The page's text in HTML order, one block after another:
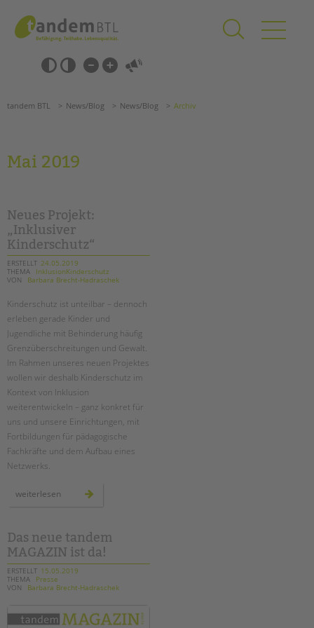
springen
Barrierefrei-
Einstellungen
überspringen
überspringen
Förderzentren
Kollegs
EFöB
Schulbezogene Sozialarbeit
Tagesgruppen
HILFEN ZUR ERZIEHUNG
EINGLIEDERUNGSHILFE
BETREUTES WOHNEN
TANDEM BTL AKADEMIE
Zertfikatskurse
Seminarkalender
Seminarräume
STADTTEILARBEIT
Bereiche im Überblick
Kinder- und Jugendschutz
Unsere Videos
schoolcoach BTL
Suchen
tandem BTL News/Blog News/Blog Archiv
Mai 2019
Neues Projekt:
„Inklusiver
Kinderschutz“
ERSTELLT 24.05.2019
THEMA
InklusionKinderschutz
VON
Barbara Brecht-Hadraschek
Kinderschutz ist unteilbar – dennoch
erleben gerade Kinder und
Jugendliche mit Behinderung häufig
Grenzüberschreitungen und Gewalt.
Im Rahmen unseres neuen Projektes
wollen wir deshalb Kinderschutz im
Kontext von Inklusion
weiterentwickeln – ganz konkret für
uns und unsere Einrichtungen, mit
Fortbildungen für pädagogische
Fachkräfte und dem Aufbau eines
Netzwerks.
weiterlesen
projekt:
Das neue tandem
MAGAZIN ist da!
ERSTELLT 15.05.2019
THEMA
Presse
VON
Barbara Brecht-Hadraschek